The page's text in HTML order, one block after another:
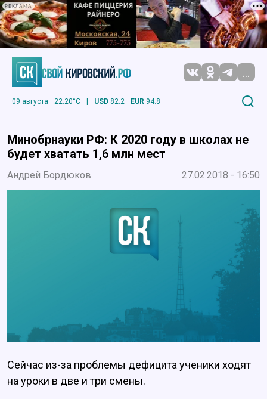
РЕКЛАМА
...
09 августа 22.20°C | USD 82.2 EUR 94.8
Минобрнауки РФ: К 2020 году в школах не
будет хватать 1,6 млн мест
Андрей Бордюков 27.02.2018 - 16:50
Сейчас из-за проблемы дефицита ученики ходят
на уроки в две и три смены.